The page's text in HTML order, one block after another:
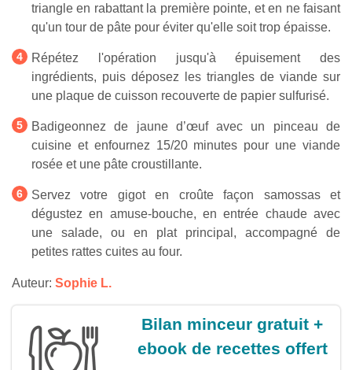
triangle en rabattant la première pointe, et en ne faisant
qu'un tour de pâte pour éviter qu'elle soit trop épaisse.
Répétez l'opération jusqu'à épuisement des
ingrédients, puis déposez les triangles de viande sur
une plaque de cuisson recouverte de papier sulfurisé.
Badigeonnez de jaune d’œuf avec un pinceau de
cuisine et enfournez 15/20 minutes pour une viande
rosée et une pâte croustillante.
Servez votre gigot en croûte façon samossas et
dégustez en amuse-bouche, en entrée chaude avec
une salade, ou en plat principal, accompagné de
petites rattes cuites au four.
Auteur: Sophie L.
Bilan minceur gratuit +
ebook de recettes offert